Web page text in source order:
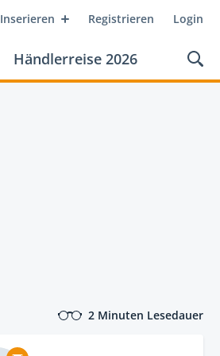
Inserieren Registrieren Login
Händlerreise 2026
2 Minuten Lesedauer